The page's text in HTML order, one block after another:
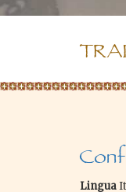
Lingua